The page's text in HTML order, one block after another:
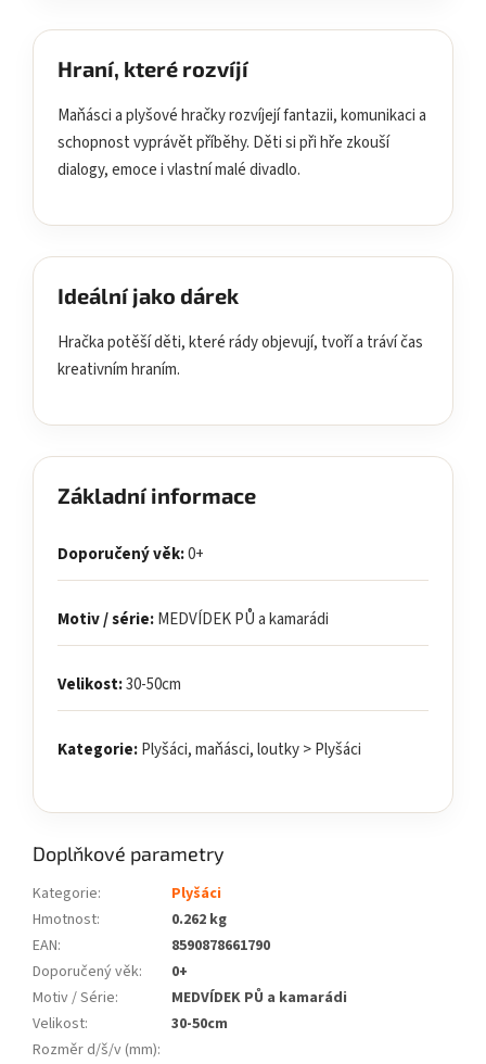
Hraní, které rozvíjí
Maňásci a plyšové hračky rozvíjejí fantazii, komunikaci a
schopnost vyprávět příběhy. Děti si při hře zkouší
dialogy, emoce i vlastní malé divadlo.
Ideální jako dárek
Hračka potěší děti, které rády objevují, tvoří a tráví čas
kreativním hraním.
Základní informace
Doporučený věk:0+
Motiv / série:MEDVÍDEK PŮ a kamarádi
Velikost:30-50cm
Kategorie:Plyšáci, maňásci, loutky > Plyšáci
Doplňkové parametry
Kategorie:
Plyšáci
Hmotnost:
0.262 kg
EAN:
8590878661790
Doporučený věk:
0+
Motiv / Série:
MEDVÍDEK PŮ a kamarádi
Velikost:
30-50cm
Rozměr d/š/v (mm):